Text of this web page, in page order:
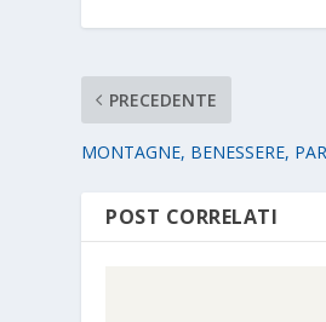
PRECEDENTE
MONTAGNE, BENESSERE,
POST CORRELATI